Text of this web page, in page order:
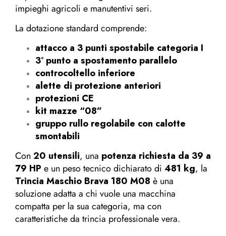
impieghi agricoli e manutentivi seri.
La dotazione standard comprende:
attacco a 3 punti spostabile categoria I
3° punto a spostamento parallelo
controcoltello inferiore
alette di protezione anteriori
protezioni CE
kit mazze “08”
gruppo rullo regolabile con calotte
smontabili
Con 20 utensili, una potenza richiesta da 39 a
79 HP e un peso tecnico dichiarato di 481 kg, la
Trincia Maschio Brava 180 M08 è una
soluzione adatta a chi vuole una macchina
compatta per la sua categoria, ma con
caratteristiche da trincia professionale vera.